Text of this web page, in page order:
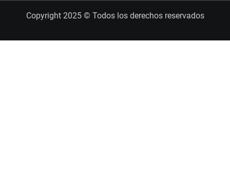
Copyright 2025 © Todos los derechos reservados